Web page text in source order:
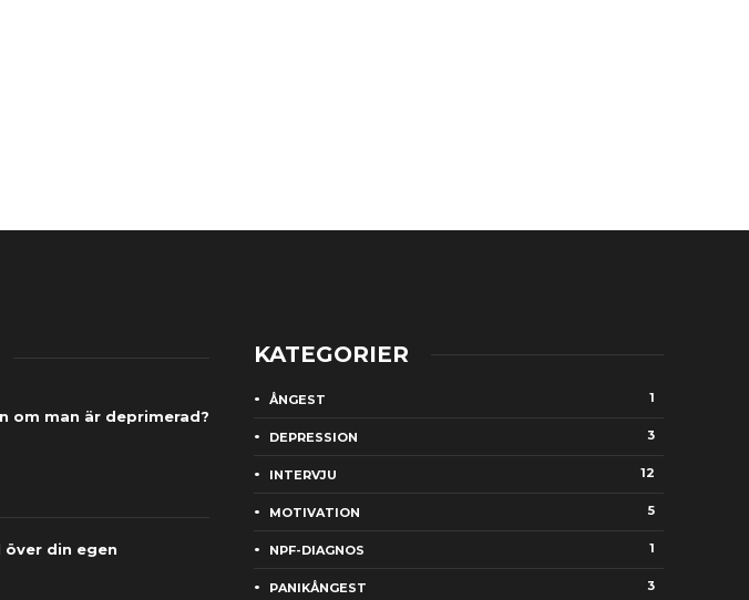
om man är deprimerad?
din egen
KATEGORIER
ÅNGEST 1
DEPRESSION 3
INTERVJU 12
MOTIVATION 5
NPF-DIAGNOS 1
PANIKÅNGEST 3